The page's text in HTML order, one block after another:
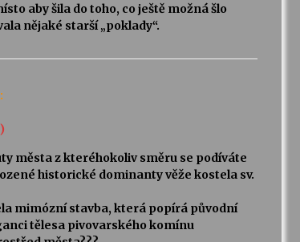
aby šila do toho, co ještě možná šlo
nějaké starší „poklady“.
města z kteréhokoliv směru se podíváte
historické dominanty věže kostela sv.
mimózní stavba, která popírá původní
tělesa pivovarského komínu